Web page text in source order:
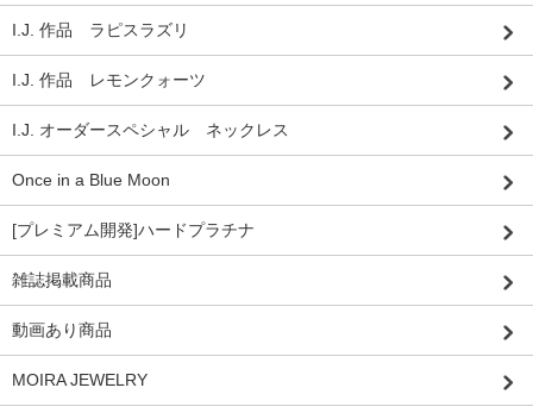
I.J. 作品 ラピスラズリ
I.J. 作品 レモンクォーツ
I.J. オーダースペシャル ネックレス
Once in a Blue Moon
[プレミアム開発]ハードプラチナ
雑誌掲載商品
動画あり商品
MOIRA JEWELRY